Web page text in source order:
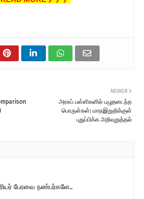
NEWER
அரசுப் பள்ளிகளில் பழுதடைந்த
பொருள்கள்: மாதஇறுதிக்குள்
புதுப்பிக்க அறிவுறுத்தல்
பேரவை நண்பர்களே..